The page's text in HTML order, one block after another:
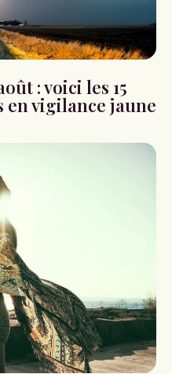
: voici les 15
en vigilance jaune